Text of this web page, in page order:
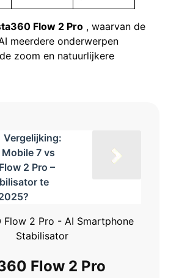
Flow 2 Pro , waarvan de
meerdere onderwerpen
zoom en natuurlijkere
Vergelijking:
7 vs
2 Pro –
te
Flow 2 Pro